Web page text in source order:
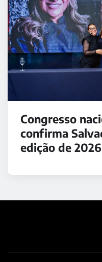
Congresso
confirma
edição de 2026